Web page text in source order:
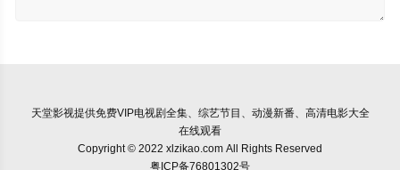
天堂影视提供免费VIP电视剧全集、综艺节目、动漫新番、高清电影大全
在线观看
Copyright © 2022 xlzikao.com All Rights Reserved
粤ICP备76801302号